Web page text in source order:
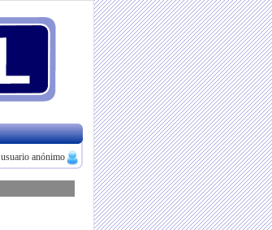
usuario anónimo